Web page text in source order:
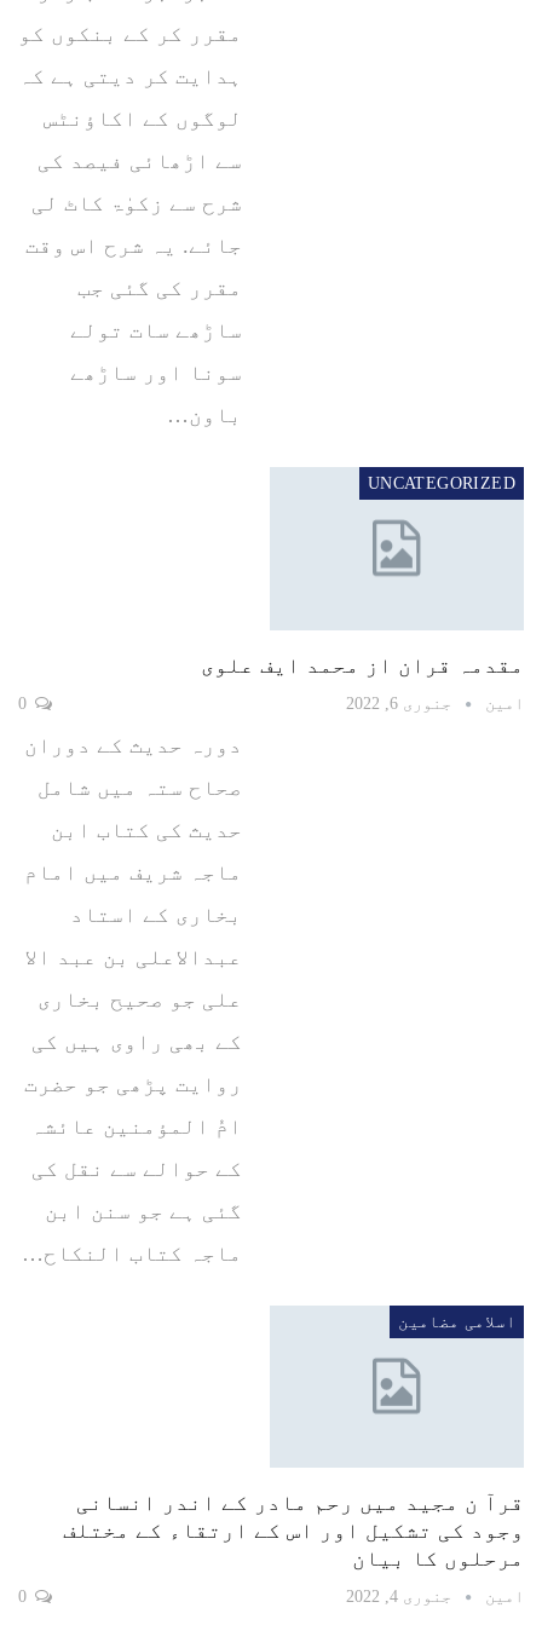
مقرر کر کے بنکوں کو
ہدایت کر دیتی ہے کہ
لوگوں کے اکاؤنٹس
سے اڑھائی فیصد کی
شرح سے زکوٰۃ کاٹ لی
جائے. یہ شرح اس وقت
مقرر کی گئی جب
ساڑھے سات تولے
سونا اور ساڑھے
باون…
UNCATEGORIZED
مقدمہ قران از محمد ایف علوی
امین جنوری 6, 2022
دورہ حدیث کے دوران
صحاح ستہ میں شامل
حدیث کی کتاب ابن
ماجہ شریف میں امام
بخاری کے استاد
عبدالاعلی بن عبد الا
علی جو صحیح بخاری
کے بھی راوی ہیں کی
روایت پڑھی جو حضرت
امُ المؤمنین عائشہ
کے حوالے سے نقل کی
گئی ہے جو سنن ابن
ماجہ کتاب النکاح…
اسلامی مضامین
قرآ ن مجید میں رحم مادر کے اندر انسانی
وجود کی تشکیل اور اس کے ارتقاء کے مختلف
مرحلوں کا بیان
امین جنوری 4, 2022